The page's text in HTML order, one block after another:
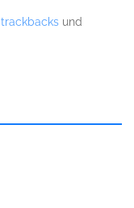
trackbacks und